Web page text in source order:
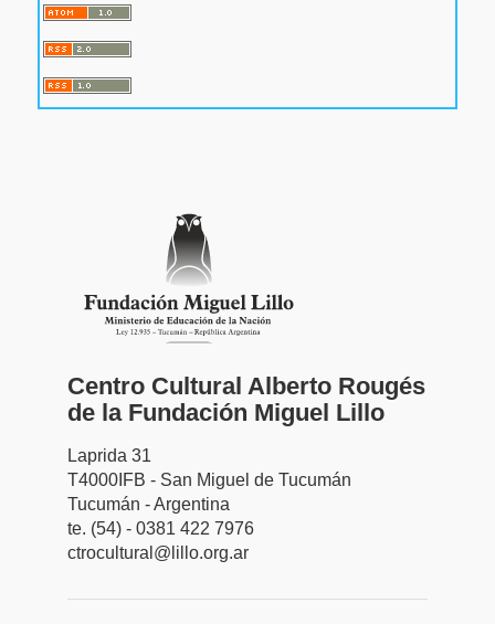
Centro Cultural Alberto Rougés
de la Fundación Miguel Lillo
Laprida 31
T4000IFB - San Miguel de Tucumán
Tucumán - Argentina
te. (54) - 0381 422 7976
ctrocultural@lillo.org.ar